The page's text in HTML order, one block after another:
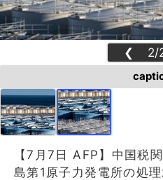
❮ 2/
【7月7日 AFP】中国税
島第1原子力発電所の処